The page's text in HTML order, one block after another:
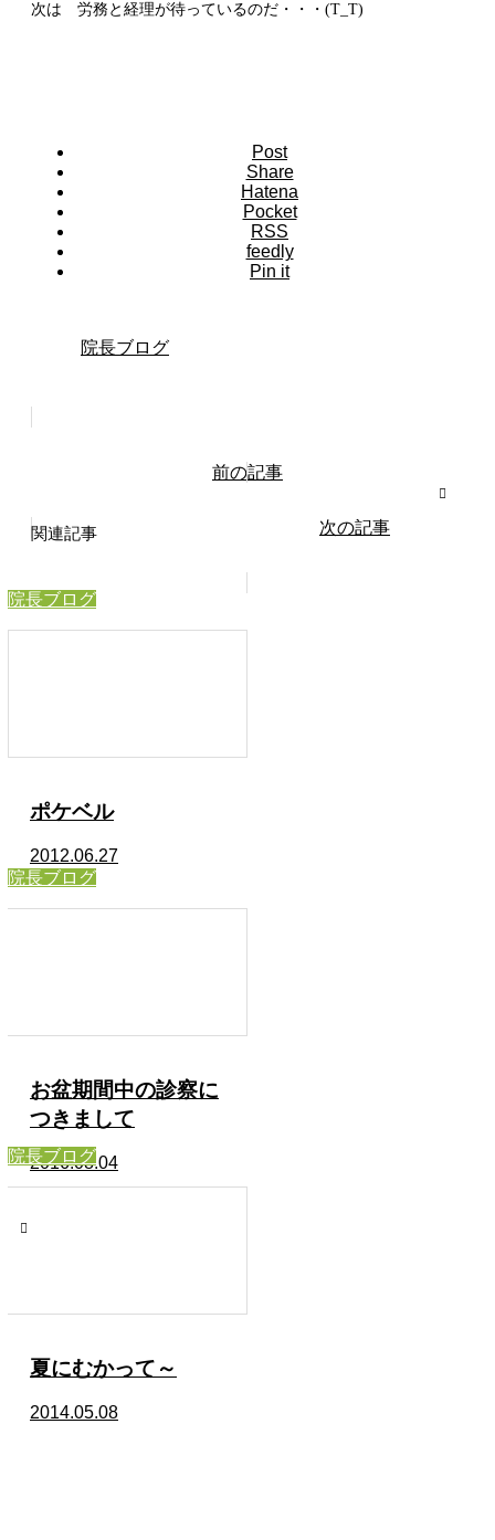
次は 労務と経理が待っているのだ・・・(T_T)
Post
Share
Hatena
Pocket
RSS
feedly
Pin it
院長ブログ
前の記事
次の記事
関連記事
院長ブログ
ポケベル
2012.06.27
院長ブログ
お盆期間中の診察に
つきまして
2016.08.04
院長ブログ
夏にむかって～
2014.05.08